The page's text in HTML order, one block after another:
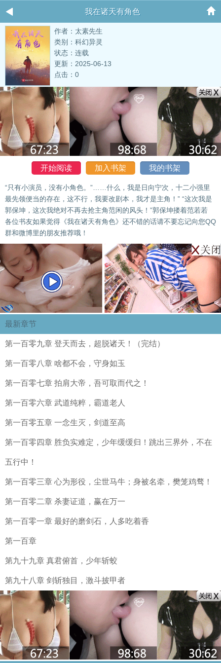
我在诸天有角色
作者：太素先生
类别：科幻异灵
状态：连载
更新：2025-06-13
点击：0
开始阅读 加入书架 我的书架
“只有小演员，没有小角色。”……什么，我是日向宁次，十二小强里
最先领便当的存在，这不行，我要改剧本，我才是主角！” “这次我是
郭保坤，这次我绝对不再去抢主角范闲的风头！”郭保坤搂着范若若
各位书友如果觉得《我在诸天有角色》还不错的话请不要忘记向您QQ
群和微博里的朋友推荐哦！
最新章节
第一百零九章 登天而去，超脱诸天！（完结）
第一百零八章 啥都不会，守身如玉
第一百零七章 拍肩大帝，吾可取而代之！
第一百零六章 武道纯粹，霸道老人
第一百零五章 一念生灭，剑道至高
第一百零四章 胜负实难定，少年缓缓归！跳出三界外，不在
五行中！
第一百零三章 心为形役，尘世马牛；身被名牵，樊笼鸡骛！
第一百零二章 杀妻证道，赢在万一
第一百零一章 最好的磨剑石，人多吃着香
第一百章
第九十九章 真君俯首，少年斩蛟
第九十八章 剑斩独目，激斗披甲者